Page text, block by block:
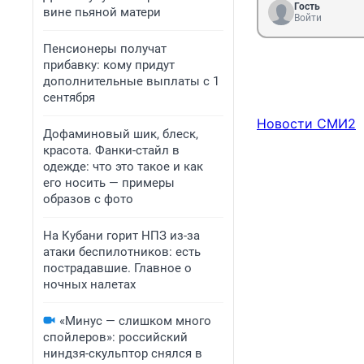
вине пьяной матери
Пенсионеры получат
прибавку: кому придут
дополнительные выплаты с 1
сентября
Дофаминовый шик, блеск,
красота. Фанки-стайл в
одежде: что это такое и как
его носить — примеры
образов с фото
На Кубани горит НПЗ из-за
атаки беспилотников: есть
пострадавшие. Главное о
ночных налетах
«Минус — слишком много
спойлеров»: российский
ниндзя-скульптор снялся в
Гость
Войти
Новости СМИ2